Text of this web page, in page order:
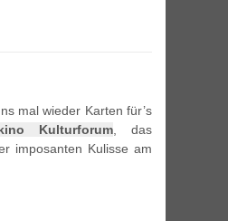
mal wieder Karten für’s
Kulturforum, das
imposanten Kulisse am